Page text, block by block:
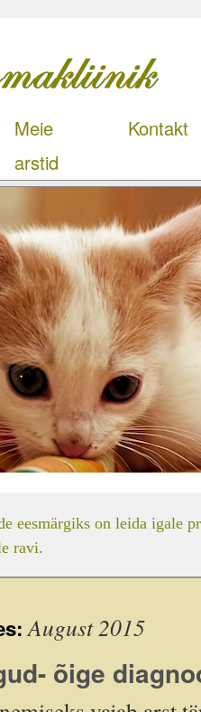
Kontakt
Meie
arstid
eesmärgiks on leida igale
ravi.
August 2015
õige